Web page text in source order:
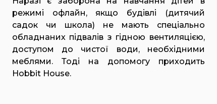
режимі офлайн, якщо будівлі (дитячий
садок чи школа) не мають спеціально
обладнаних підвалів з гідною вентиляцією,
доступом до чистої води, необхідними
меблями. Тоді на допомогу приходить
Hobbit House.